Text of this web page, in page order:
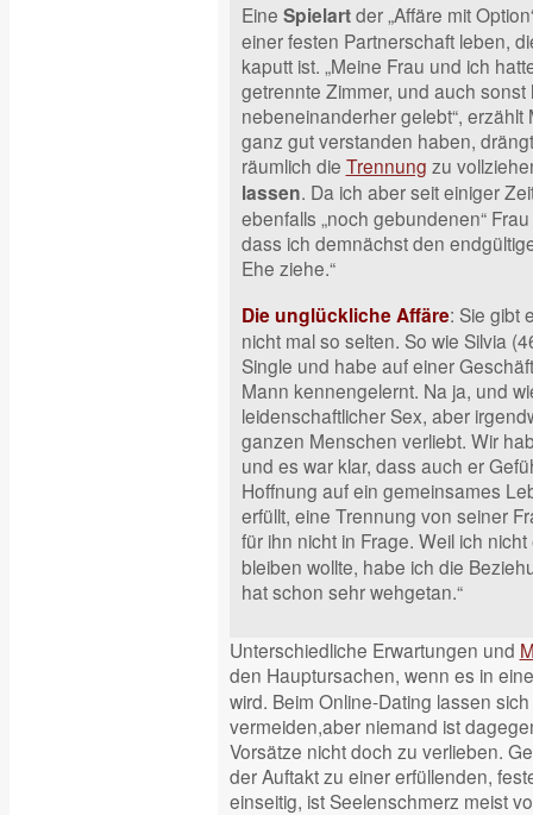
Eine Spielartder „Affäre mit
einer festen Partnerschaft leben,
kaputt ist. „Meine Frau und ich
getrennte Zimmer, und auch
nebeneinanderher gelebt“, erzählt
ganz gut verstanden haben,
räumlich die Trennung zu
lassen. Da ich aber seit einiger
ebenfalls „noch gebundenen“
dass ich demnächst den
Ehe ziehe.“
Die unglückliche Affäre: Sie gibt
nicht mal so selten. So wie Silvia
Single und habe auf einer
Mann kennengelernt. Na ja, und
leidenschaftlicher Sex, aber
ganzen Menschen verliebt. Wir
und es war klar, dass auch er
Hoffnung auf ein gemeinsames
erfüllt, eine Trennung von seiner
für ihn nicht in Frage. Weil ich
bleiben wollte, habe ich die
hat schon sehr wehgetan.“
Unterschiedliche Erwartungen und
den Hauptursachen, wenn es in
wird. Beim Online-Dating lassen
vermeiden,aber niemand ist
Vorsätze nicht doch zu verlieben.
der Auftakt zu einer erfüllenden,
einseitig, ist Seelenschmerz meist